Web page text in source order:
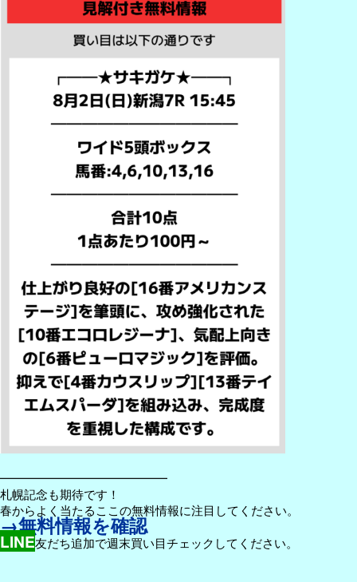
━━━━━━━━━━━━━━
札幌記念も期待です！
春からよく当たるここの無料情報に注目してください。
→無料情報を確認
LINE友だち追加で週末買い目チェックしてください。